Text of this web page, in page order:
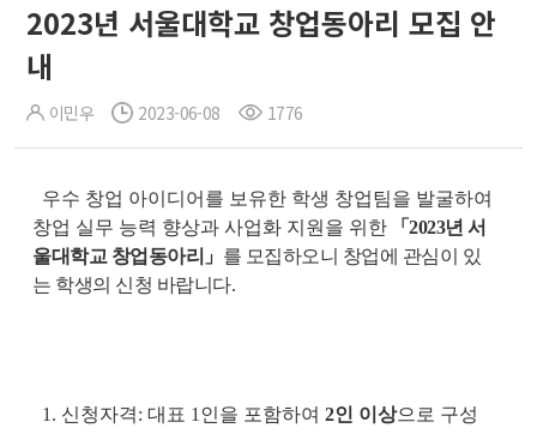
2023년 서울대학교 창업동아리 모집 안
내
이민우 2023-06-08 1776
우수 창업 아이디어를 보유한 학생 창업팀을 발굴하여
창업 실무 능력 향상과 사업화 지원을 위한
「2023년 서
울대학교 창업동아리」 를 모집하오니 창업에 관심이 있
는 학생의 신청 바랍니다.
1. 신청자격: 대표 1인을 포함하여 2인 이상으로 구성